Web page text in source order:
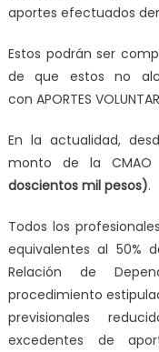
aportes efectuados
Estos podrán ser
de que estos no
con APORTES
En la actualidad,
monto de la
doscientos mil pesos).
Todos los
equivalentes al 50%
Relación de
procedimiento
previsionales
excedentes de